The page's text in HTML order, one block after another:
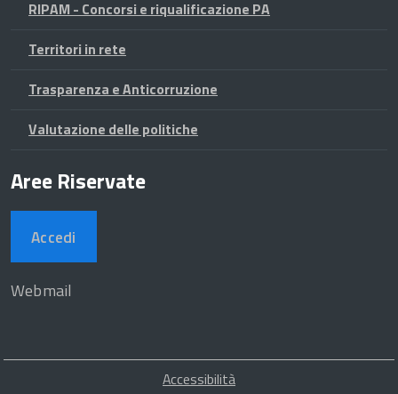
RIPAM - Concorsi e riqualificazione PA
Territori in rete
Trasparenza e Anticorruzione
Valutazione delle politiche
Aree Riservate
Accedi
Webmail
Piè
Accessibilità